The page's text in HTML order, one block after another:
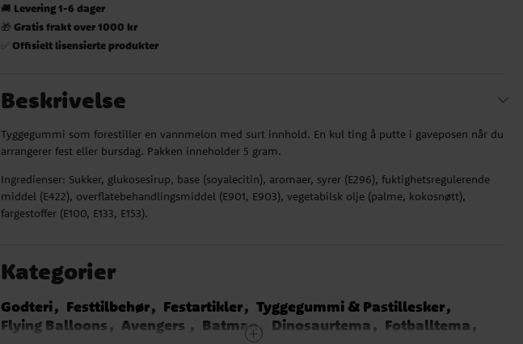
🚚 Levering 1-6 dager
🎁Gratis frakt over 1000 kr
✅Offisielt lisensierte produkter
Beskrivelse
Tyggegummi som forestiller en vannmelon med surt innhold. En kul ting å putte i gaveposen når du
arrangerer fest eller bursdag. Pakken inneholder 5 gram.
Ingredienser: Sukker, glukosesirup, base (soyalecitin), aromaer, syrer (E296), fuktighetsregulerende
middel (E422), overflatebehandlingsmiddel (E901, E903), vegetabilsk olje (palme, kokosnøtt),
fargestoffer (E100, E133, E153).
Kategorier
Godteri Festtilbehør Festartikler
Tyggegummi & Pastillesker
Flying Balloons
Avengers Batman Dinosaurtema
Fotballtema